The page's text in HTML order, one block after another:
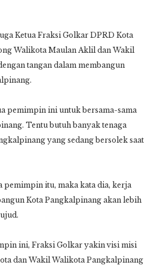
Ketua Fraksi Golkar DPRD Kota
Walikota Maulan Aklil dan Wakil
tangan dalam membangun
pemimpin ini untuk bersama-sama
Tentu butuh banyak tenaga
yang sedang bersolek saat
pemimpin itu, maka kata dia, kerja
Kota Pangkalpinang akan lebih
ini, Fraksi Golkar yakin visi misi
dan Wakil Walikota Pangkalpinang